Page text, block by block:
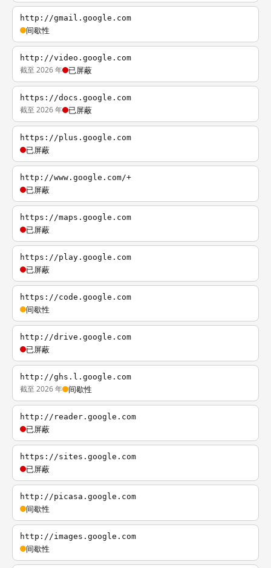
http://gmail.google.com
间歇性
http://video.google.com
截至 2026 年 已屏蔽
https://docs.google.com
截至 2026 年 已屏蔽
https://plus.google.com
已屏蔽
http://www.google.com/+
已屏蔽
https://maps.google.com
已屏蔽
https://play.google.com
已屏蔽
https://code.google.com
间歇性
http://drive.google.com
已屏蔽
http://ghs.l.google.com
截至 2026 年 间歇性
http://reader.google.com
已屏蔽
https://sites.google.com
已屏蔽
http://picasa.google.com
间歇性
http://images.google.com
间歇性